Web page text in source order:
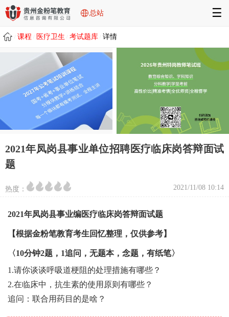
总站 ☰
课程 医疗卫生 考试题库 详情
2021年凤岗县事业单位招聘医疗临床岗答辩面试
题
热度： 2021/11/08 10:14
2021年凤岗县事业编医疗临床岗答辩面试题
【根据金粉笔教育考生回忆整理，仅供参考】
〈10分钟2题，1追问，无题本，念题，有纸笔〉
1.请你谈谈呼吸道梗阻的处理措施有哪些？
2.在临床中，抗生素的使用原则有哪些？
追问：联合用药目的是啥？